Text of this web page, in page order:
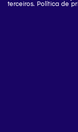
terceiros. Política de